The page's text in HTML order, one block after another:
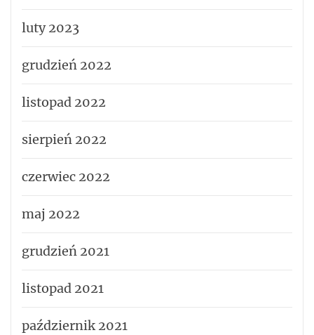
luty 2023
grudzień 2022
listopad 2022
sierpień 2022
czerwiec 2022
maj 2022
grudzień 2021
listopad 2021
październik 2021